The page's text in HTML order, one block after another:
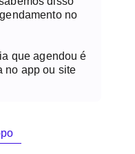
no
que agendou é
no app ou site